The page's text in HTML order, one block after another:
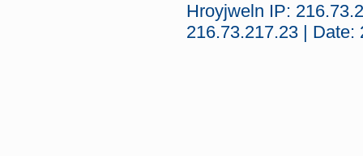
Hroyjweln IP:
216.73.217.23 | Date: